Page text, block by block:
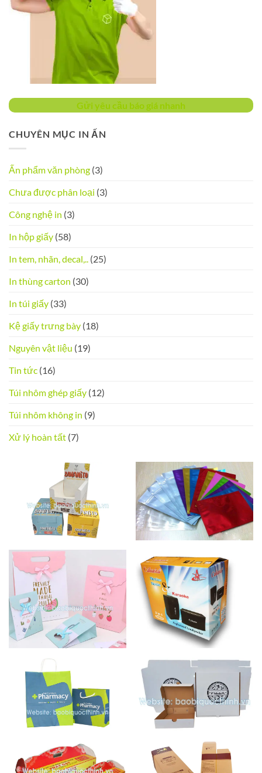
Gửi yêu cầu báo giá nhanh
CHUYÊN MỤC IN ẤN
Ấn phẩm văn phòng (3)
Chưa được phân loại (3)
Công nghệ in (3)
In hộp giấy (58)
In tem, nhãn, decal,.. (25)
In thùng carton (30)
In túi giấy (33)
Kệ giấy trưng bày (18)
Nguyên vật liệu (19)
Tin tức (16)
Túi nhôm ghép giấy (12)
Túi nhôm không in (9)
Xử lý hoàn tất (7)